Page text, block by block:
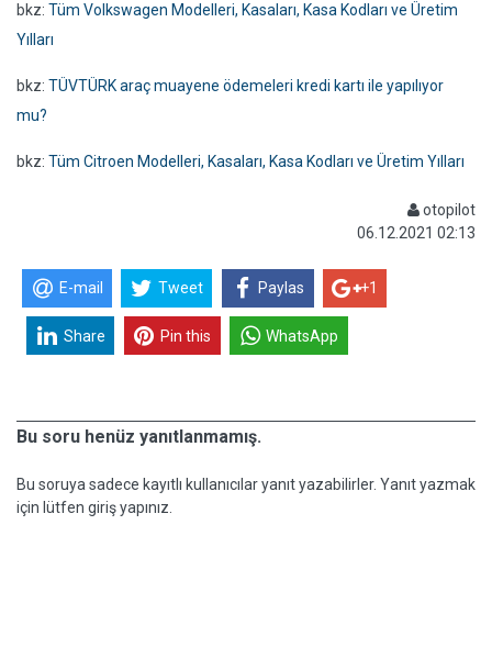
bkz: Tüm Volkswagen Modelleri, Kasaları, Kasa Kodları ve Üretim
Yılları
bkz: TÜVTÜRK araç muayene ödemeleri kredi kartı ile yapılıyor
mu?
bkz: Tüm Citroen Modelleri, Kasaları, Kasa Kodları ve Üretim Yılları
otopilot
06.12.2021 02:13
E-mail Tweet Paylas +1
Share Pin this WhatsApp
Bu soru henüz yanıtlanmamış.
Bu soruya sadece kayıtlı kullanıcılar yanıt yazabilirler. Yanıt yazmak
için lütfen giriş yapınız.